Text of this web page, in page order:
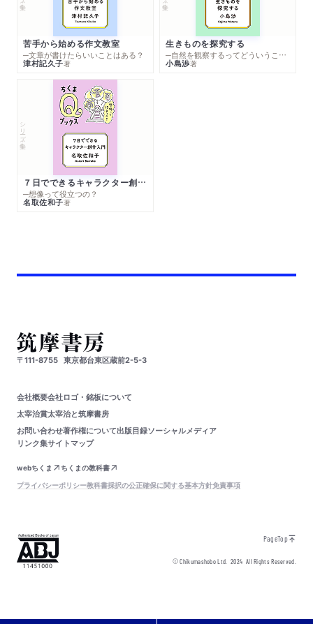
苦手から始める作文教室
─文章が書けたらいいことはある？
津村記久子著
生きものを探究する
─自然を観察するってどういうこと？
小島渉著
シリーズ・全集
７日でできるキャラクター創作入門
─想像って役立つの？
名取佐和子著
〒111-8755 東京都台東区蔵前2-5-3
会社概要会社ロゴ・銘板について
太宰治賞太宰治と筑摩書房
お問い合わせ著作権について出版目録ソーシャルメディア
リンク集サイトマップ
webちくま
ちくまの教科書
プライバシーポリシー教科書採択の公正確保に関する基本方針免責事項
PageTop
© Chikumashobo Ltd.2024 All Rights Reserved.